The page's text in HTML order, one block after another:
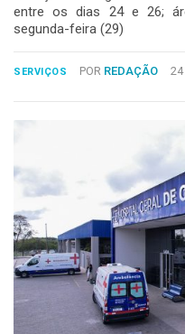
COLUNAS
FALE
CONOSCO
Copyright
2024
por
Tecnologia
Sistemas
entre os dias 24 e 26;
segunda-feira (29)
SERVIÇOS POR REDAÇÃO 24